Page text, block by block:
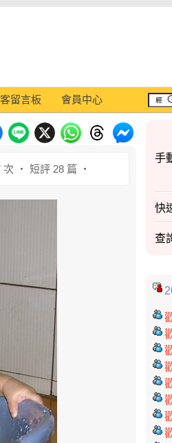
留言板 會員中心
‧ 短評 28 篇 ‧
手
快
查